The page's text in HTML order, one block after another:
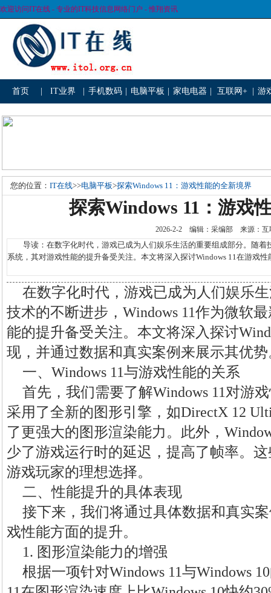
欢迎访问IT在线 - 专业的IT科技信息网络门户 - 惟翔资讯
首页 IT业界 手机数码 电脑平板 家电电器 互联网+ 游
您的位置： IT在线>>电脑平板>探索Windows 11：游戏性能的全新境界
探索Windows 11：游戏
2026-2-2 编辑：采编部 来源：
导读：在数字化时代，游戏已成为人们娱乐生活的重要组成部分。随着
系统，其对游戏性能的提升备受关注。本文将深入探讨Windows 11在游戏
在数字化时代，游戏已成为人们娱乐
技术的不断进步，Windows 11作为微软
能的提升备受关注。本文将深入探讨
现，并通过数据和真实案例来展示其优势
一、Windows 11与游戏性能的关系
首先，我们需要了解Windows 11对游
采用了全新的图形引擎，如DirectX 12
了更强大的图形渲染能力。此外，
少了游戏运行时的延迟，提高了帧率。
游戏玩家的理想选择。
二、性能提升的具体表现
接下来，我们将通过具体数据和真实
戏性能方面的提升。
1. 图形渲染能力的增强
根据一项针对Windows 11与Windows